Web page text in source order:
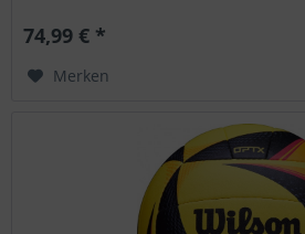
74,99 € *
Merken